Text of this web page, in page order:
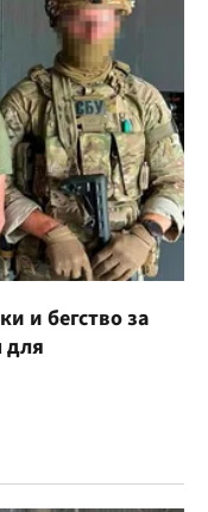
и бегство за
для